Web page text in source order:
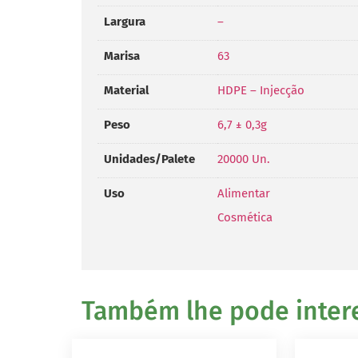
Largura –
Marisa 63
Material HDPE – Injecção
Peso 6,7 ± 0,3g
Unidades/Palete 20000 Un.
Uso
Alimentar
Cosmética
Também lhe pode